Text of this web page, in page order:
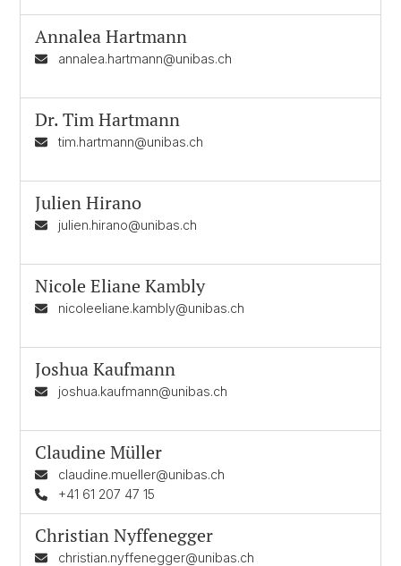
Annalea Hartmann
annalea.hartmann@unibas.ch
Dr.Tim Hartmann
tim.hartmann@unibas.ch
Julien Hirano
julien.hirano@unibas.ch
Nicole Eliane Kambly
nicoleeliane.kambly@unibas.ch
Joshua Kaufmann
joshua.kaufmann@unibas.ch
Claudine Müller
claudine.mueller@unibas.ch
+41 61 207 47 15
Christian Nyffenegger
christian.nyffenegger@unibas.ch